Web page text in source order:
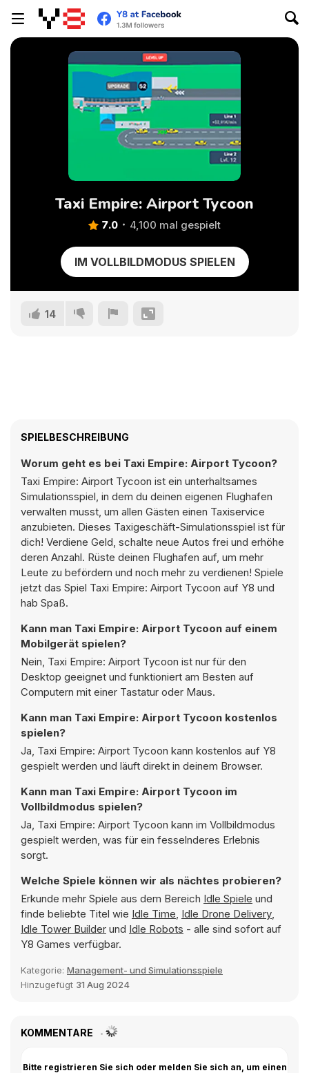
Taxi Empire: Airport Tycoon
7.0 4,100 mal gespielt
IM VOLLBILDMODUS SPIELEN
14
SPIELBESCHREIBUNG
Worum geht es bei Taxi Empire: Airport Tycoon?
Taxi Empire: Airport Tycoon ist ein unterhaltsames
Simulationsspiel, in dem du deinen eigenen Flughafen
verwalten musst, um allen Gästen einen Taxiservice
anzubieten. Dieses Taxigeschäft-Simulationsspiel ist für
dich! Verdiene Geld, schalte neue Autos frei und erhöhe
deren Anzahl. Rüste deinen Flughafen auf, um mehr
Leute zu befördern und noch mehr zu verdienen! Spiele
jetzt das Spiel Taxi Empire: Airport Tycoon auf Y8 und
hab Spaß.
Kann man Taxi Empire: Airport Tycoon auf einem
Mobilgerät spielen?
Nein, Taxi Empire: Airport Tycoon ist nur für den
Desktop geeignet und funktioniert am Besten auf
Computern mit einer Tastatur oder Maus.
Kann man Taxi Empire: Airport Tycoon kostenlos
spielen?
Ja, Taxi Empire: Airport Tycoon kann kostenlos auf Y8
gespielt werden und läuft direkt in deinem Browser.
Kann man Taxi Empire: Airport Tycoon im
Vollbildmodus spielen?
Ja, Taxi Empire: Airport Tycoon kann im Vollbildmodus
gespielt werden, was für ein fesselnderes Erlebnis
sorgt.
Welche Spiele können wir als nächtes probieren?
Erkunde mehr Spiele aus dem Bereich Idle Spiele und
finde beliebte Titel wie Idle Time, Idle Drone Delivery,
Idle Tower Builder und Idle Robots - alle sind sofort auf
Y8 Games verfügbar.
Kategorie: Management- und Simulationsspiele
Hinzugefügt 31 Aug 2024
KOMMENTARE
Bitte registrieren Sie sich oder melden Sie sich an, um einen